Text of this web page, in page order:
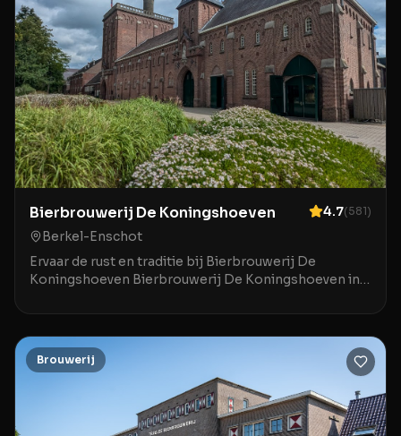
Bierbrouwerij De Koningshoeven 4.7(581)
Berkel-Enschot
Ervaar de rust en traditie bij Bierbrouwerij De
Koningshoeven Bierbrouwerij De Koningshoeven in
ge
Brouwerij